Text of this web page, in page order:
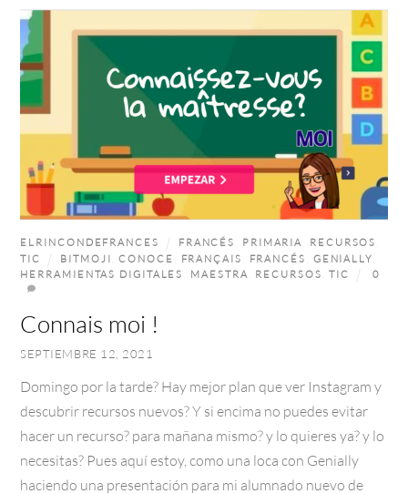
SEPTIEMBRE 12, 2021
Connais moi !
ELRINCONDEFRANCES FRANCÉS PRIMARIA RECURSOS
TIC
BITMOJI ,CONOCE FRANÇAIS FRANCÉS GENIALLY
HERRAMIENTAS DIGITALES
MAESTRA RECURSOS ,TIC 0
Domingo por la tarde? Hay mejor plan que ver Instagram y
descubrir recursos nuevos? Y si encima no puedes evitar
hacer un recurso? para mañana mismo? y lo quieres ya? y lo
necesitas? Pues aquí estoy, como una loca con Genially
haciendo una presentación para mi alumnado nuevo de